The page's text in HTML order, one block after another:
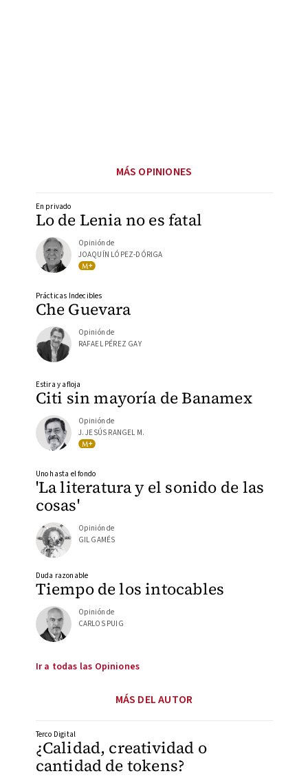
MÁS OPINIONES
Lo de Lenia no es fatal
En privado
Opinión de
JOAQUÍN LÓPEZ-DÓRIGA
Che Guevara
Prácticas Indecibles
Opinión de
RAFAEL PÉREZ GAY
Citi sin mayoría de Banamex
Estira y afloja
Opinión de
J. JESÚS RANGEL M.
'La literatura y el sonido de las
cosas'
Uno hasta el fondo
Opinión de
GIL GAMÉS
Tiempo de los intocables
Duda razonable
Opinión de
CARLOS PUIG
Ir a todas las Opiniones
MÁS DEL AUTOR
¿Calidad, creatividad o
cantidad de tokens?
Terco Digital